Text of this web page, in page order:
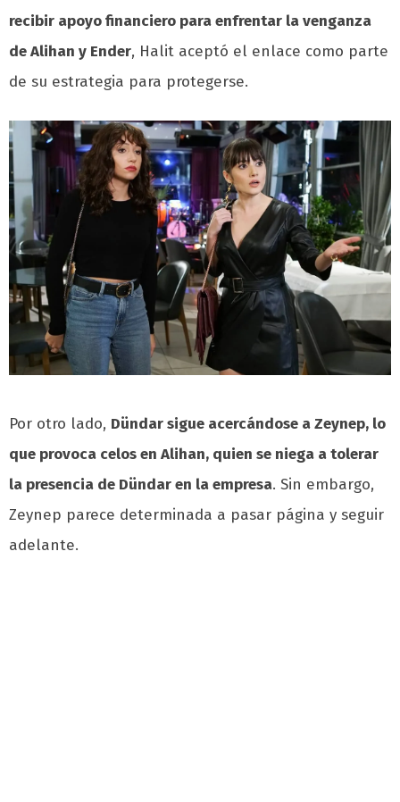
recibir apoyo financiero para enfrentar la venganza
de Alihan y Ender, Halit aceptó el enlace como parte
de su estrategia para protegerse.
Por otro lado, Dündar sigue acercándose a Zeynep, lo
que provoca celos en Alihan, quien se niega a tolerar
la presencia de Dündar en la empresa. Sin embargo,
Zeynep parece determinada a pasar página y seguir
adelante.